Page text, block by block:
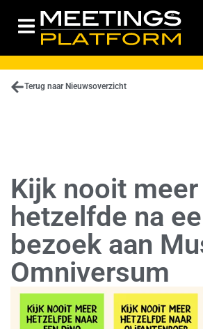
Terug naar Nieuwsoverzicht
Kijk nooit meer
hetzelfde na
bezoek aan
Omniversum